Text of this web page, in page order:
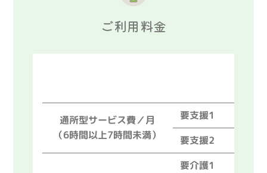
ご利用料金
通所型サービス費／月
（6時間以上7時間未満）
要支援1
要支援2
要介護1